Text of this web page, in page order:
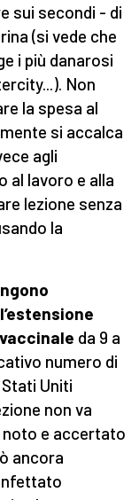
sui secondi - di
(si vede che
i più danarosi
Non
la spesa al
si accalca
agli
al lavoro e alla
lezione senza
la
da 9 a
numero di
Uniti
non va
e accertato
ancora